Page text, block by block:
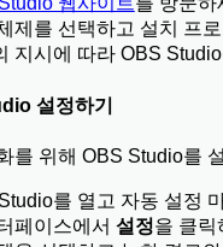
제를 선택하고 설치 프
지시에 따라 OBS
설정하기
를 위해 OBS Studio를
를 열고 자동 설정
페이스에서 설정을 클릭